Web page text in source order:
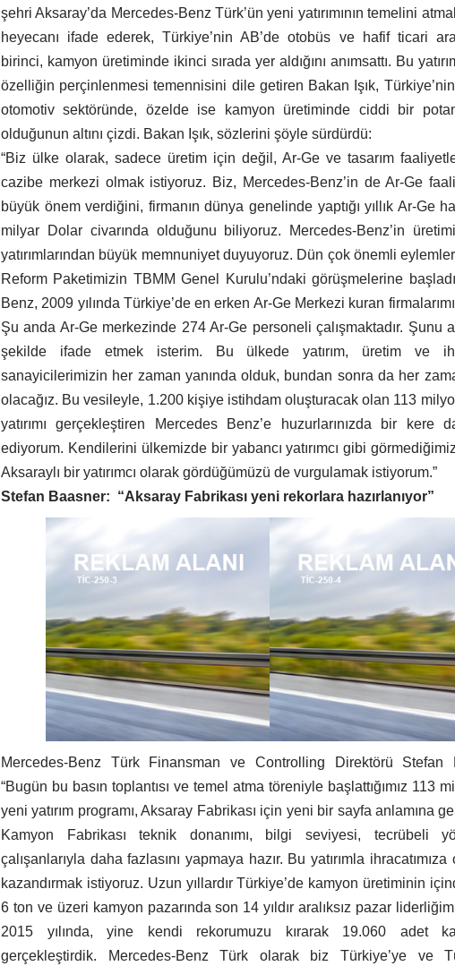
şehri Aksaray’da Mercedes-Benz Türk’ün yeni yatırımının temelini
heyecanı ifade ederek, Türkiye’nin AB’de otobüs ve hafif ticari
birinci, kamyon üretiminde ikinci sırada yer aldığını anımsattı. Bu
özelliğin perçinlenmesi temennisini dile getiren Bakan Işık,
otomotiv sektöründe, özelde ise kamyon üretiminde ciddi bir
olduğunun altını çizdi. Bakan Işık, sözlerini şöyle sürdürdü:
“Biz ülke olarak, sadece üretim için değil, Ar-Ge ve tasarım
cazibe merkezi olmak istiyoruz. Biz, Mercedes-Benz’in de Ar-Ge
büyük önem verdiğini, firmanın dünya genelinde yaptığı yıllık Ar-Ge
milyar Dolar civarında olduğunu biliyoruz. Mercedes-Benz’in
yatırımlarından büyük memnuniyet duyuyoruz. Dün çok önemli
Reform Paketimizin TBMM Genel Kurulu’ndaki görüşmelerine
Benz, 2009 yılında Türkiye’de en erken Ar-Ge Merkezi kuran
Şu anda Ar-Ge merkezinde 274 Ar-Ge personeli çalışmaktadır. Şunu
şekilde ifade etmek isterim. Bu ülkede yatırım, üretim ve
sanayicilerimizin her zaman yanında olduk, bundan sonra da her
olacağız. Bu vesileyle, 1.200 kişiye istihdam oluşturacak olan 113
yatırımı gerçekleştiren Mercedes Benz’e huzurlarınızda bir kere
ediyorum. Kendilerini ülkemizde bir yabancı yatırımcı gibi
Aksaraylı bir yatırımcı olarak gördüğümüzü de vurgulamak istiyorum.”
Stefan Baasner: “Aksaray Fabrikası yeni rekorlara hazırlanıyor”
Mercedes-Benz Türk Finansman ve Controlling Direktörü Stefan
“Bugün bu basın toplantısı ve temel atma töreniyle başlattığımız 113
yeni yatırım programı, Aksaray Fabrikası için yeni bir sayfa anlamına
Kamyon Fabrikası teknik donanımı, bilgi seviyesi, tecrübeli
çalışanlarıyla daha fazlasını yapmaya hazır. Bu yatırımla
kazandırmak istiyoruz. Uzun yıllardır Türkiye’de kamyon üretiminin
6 ton ve üzeri kamyon pazarında son 14 yıldır aralıksız pazar
2015 yılında, yine kendi rekorumuzu kırarak 19.060 adet
gerçekleştirdik. Mercedes-Benz Türk olarak biz Türkiye’ye ve